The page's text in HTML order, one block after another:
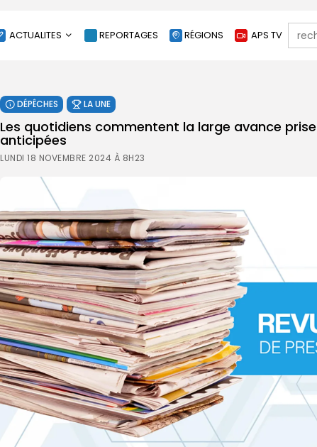
ACTUALITES
SOCIÉTÉ
ÉCONOMIE
CULTURE
ENVIRONNEMENT
INTERNATIONAL
AGENDA
SANTE
REPORTAGES RÉGIONS APS TV for:
DÉPÊCHES LA UNE
Les quotidiens commentent la large avance
anticipées
LUNDI 18 NOVEMBRE 2024 À 8H23